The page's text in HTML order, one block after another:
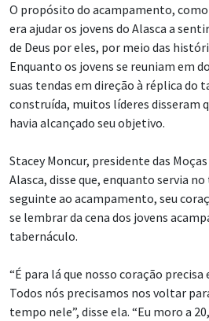
O propósito do acampamento,
era ajudar os jovens do Alasca a
de Deus por eles, por meio das
Enquanto os jovens se reuniam em
suas tendas em direção à réplica do
construída, muitos líderes disseram
havia alcançado seu objetivo.
Stacey Moncur, presidente das
Alasca, disse que, enquanto servia
seguinte ao acampamento, seu
se lembrar da cena dos jovens
tabernáculo.
“É para lá que nosso coração
Todos nós precisamos nos voltar
tempo nele”, disse ela. “Eu moro a